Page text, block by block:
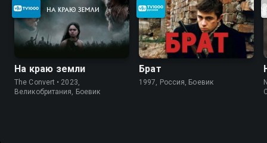
На краю земли
The Convert • 2023,
Великобритания, Боевик
Брат
1997, Россия, Боевик